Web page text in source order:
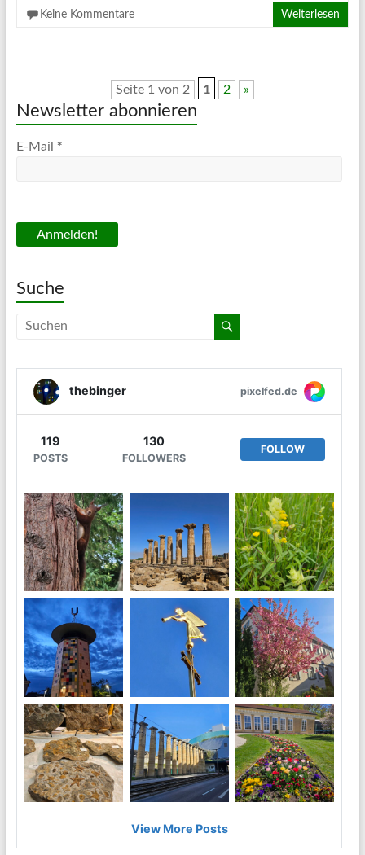
Keine Kommentare Weiterlesen
Seite 1 von 2 1 2 »
Newsletter abonnieren
E-Mail *
Suche